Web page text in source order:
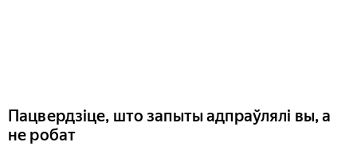
Пацвердзіце, што запыты адпраўлялі вы, а
не робат